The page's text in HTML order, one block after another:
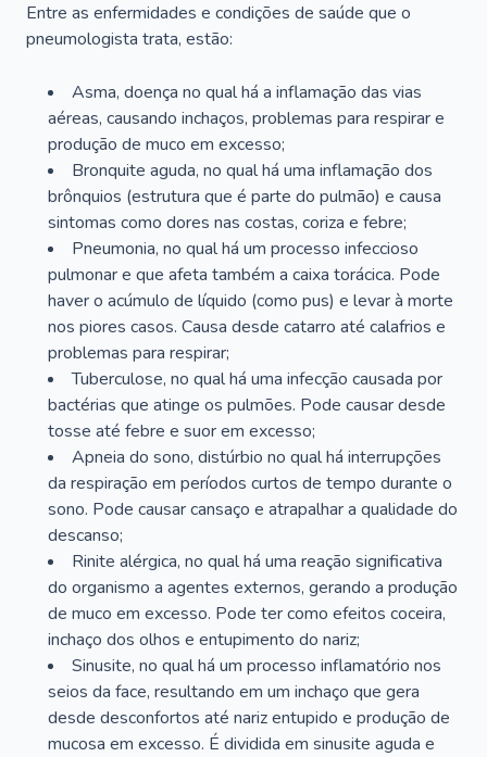
Entre as enfermidades e condições de saúde que o
pneumologista trata, estão:
Asma, doença no qual há a inflamação das vias
aéreas, causando inchaços, problemas para respirar e
produção de muco em excesso;
Bronquite aguda, no qual há uma inflamação dos
brônquios (estrutura que é parte do pulmão) e causa
sintomas como dores nas costas, coriza e febre;
Pneumonia, no qual há um processo infeccioso
pulmonar e que afeta também a caixa torácica. Pode
haver o acúmulo de líquido (como pus) e levar à morte
nos piores casos. Causa desde catarro até calafrios e
problemas para respirar;
Tuberculose, no qual há uma infecção causada por
bactérias que atinge os pulmões. Pode causar desde
tosse até febre e suor em excesso;
Apneia do sono, distúrbio no qual há interrupções
da respiração em períodos curtos de tempo durante o
sono. Pode causar cansaço e atrapalhar a qualidade do
descanso;
Rinite alérgica, no qual há uma reação significativa
do organismo a agentes externos, gerando a produção
de muco em excesso. Pode ter como efeitos coceira,
inchaço dos olhos e entupimento do nariz;
Sinusite, no qual há um processo inflamatório nos
seios da face, resultando em um inchaço que gera
desde desconfortos até nariz entupido e produção de
mucosa em excesso. É dividida em sinusite aguda e